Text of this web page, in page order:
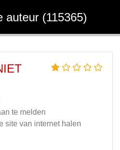
auteur (115365)
te melden
site van internet halen